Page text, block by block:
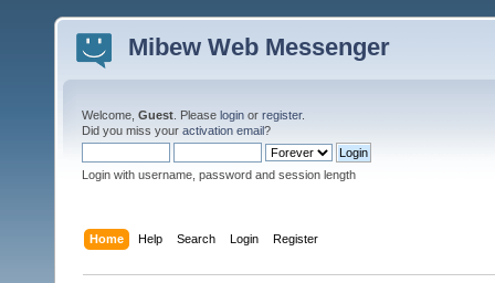
Mibew Web Messenger
Welcome, Guest . Please login or register.
Did you miss your activation email?
Login with username, password and session length
Home Help Search Login Register